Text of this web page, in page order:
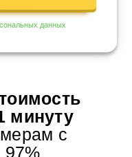
данных
минуту
с
97%